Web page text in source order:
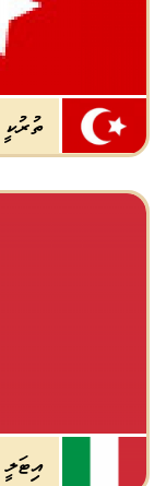
ތުރުކީ
އިޓަލީ